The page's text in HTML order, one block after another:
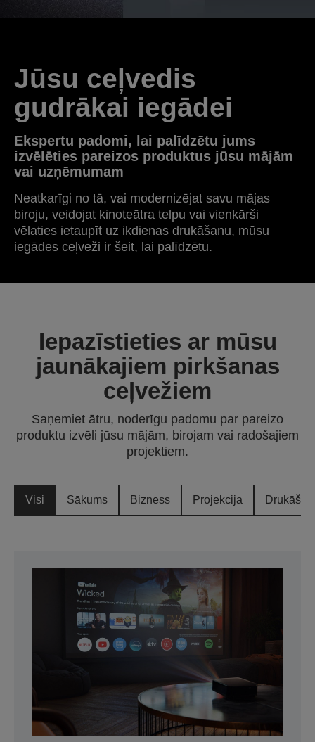
Jūsu ceļvedis
gudrākai iegādei
Ekspertu padomi, lai palīdzētu jums
izvēlēties pareizos produktus jūsu mājām
vai uzņēmumam
Neatkarīgi no tā, vai modernizējat savu mājas
biroju, veidojat kinoteātra telpu vai vienkārši
vēlaties ietaupīt uz ikdienas drukāšanu, mūsu
iegādes ceļveži ir šeit, lai palīdzētu.
Iepazīstieties ar mūsu
jaunākajiem pirkšanas
ceļvežiem
Saņemiet ātru, noderīgu padomu par pareizo
produktu izvēli jūsu mājām, birojam vai radošajiem
projektiem.
Visi Sākums Bizness Projekcija